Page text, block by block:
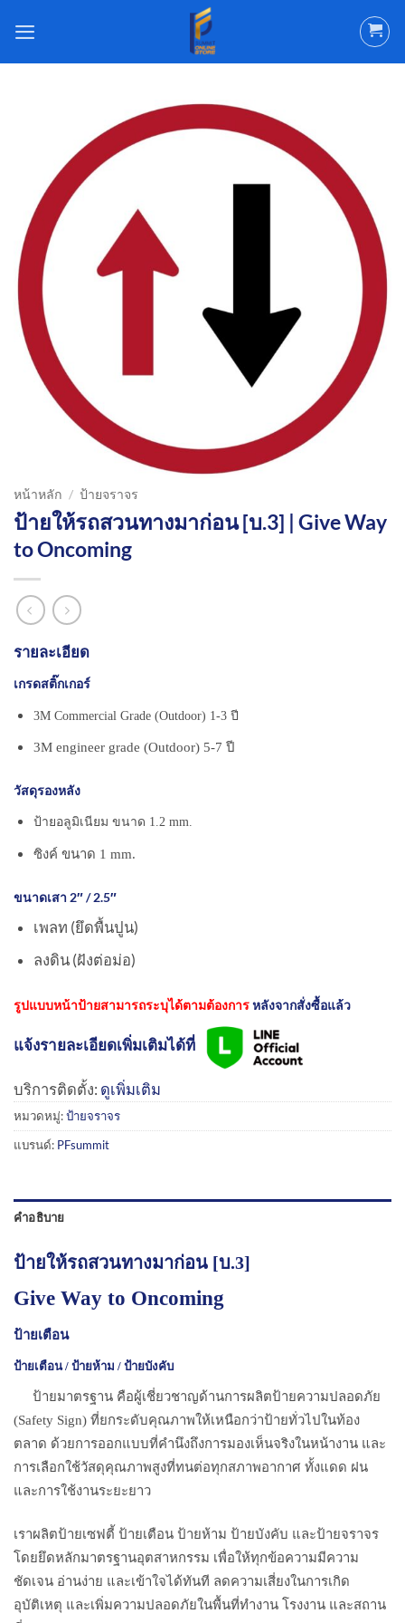
ไป
หน้าหลัก / ป้ายจราจร
ป้ายให้รถสวนทางมาก่อน [บ.3] | Give Way
to Oncoming
รายละเอียด
เกรดสติ๊กเกอร์
3M Commercial Grade (Outdoor) 1-3 ปี
3M engineer grade (Outdoor) 5-7 ปี
วัสดุรองหลัง
ป้ายอลูมิเนียม ขนาด 1.2 mm.
ซิงค์ ขนาด 1 mm.
ขนาดเสา 2″ / 2.5″
เพลท (ยึดพื้นปูน)
ลงดิน (ฝังต่อม่อ)
รูปแบบหน้าป้ายสามารถระบุได้ตามต้องการหลังจากสั่งซื้อแล้ว
แจ้งรายละเอียดเพิ่มเติมได้ที่
บริการติดตั้ง: ดูเพิ่มเติม
หมวดหมู่:ป้ายจราจร
แบรนด์: PFsummit
คำอธิบาย
ป้ายให้รถสวนทางมาก่อน [บ.3]
Give Way to Oncoming
ป้ายเตือน
ป้ายเตือน / ป้ายห้าม / ป้ายบังคับ
ป้ายมาตรฐาน คือผู้เชี่ยวชาญด้านการผลิตป้ายความปลอดภัย
(Safety Sign) ที่ยกระดับคุณภาพให้เหนือกว่าป้ายทั่วไปในท้อง
ตลาด ด้วยการออกแบบที่คำนึงถึงการมองเห็นจริงในหน้างาน และ
การเลือกใช้วัสดุคุณภาพสูงที่ทนต่อทุกสภาพอากาศ ทั้งแดด ฝน
และการใช้งานระยะยาว
เราผลิตป้ายเซฟตี้ ป้ายเตือน ป้ายห้าม ป้ายบังคับ และป้ายจราจร
โดยยึดหลักมาตรฐานอุตสาหกรรม เพื่อให้ทุกข้อความมีความ
ชัดเจน อ่านง่าย และเข้าใจได้ทันที ลดความเสี่ยงในการเกิด
อุบัติเหตุ และเพิ่มความปลอดภัยในพื้นที่ทำงาน โรงงาน และสถาน